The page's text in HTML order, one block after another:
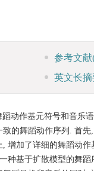
参考文献
英文长摘
动作基元符号和音乐
的舞蹈动作序列. 首先
增加了详细的舞蹈动作
种基于扩散模型的舞蹈